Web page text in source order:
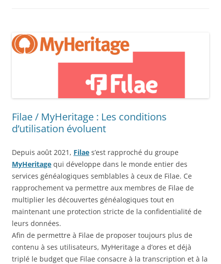
Filae / MyHeritage : Les conditions
d’utilisation évoluent
Depuis août 2021, Filae s’est rapproché du groupe
MyHeritage qui développe dans le monde entier des
services généalogiques semblables à ceux de Filae. Ce
rapprochement va permettre aux membres de Filae de
multiplier les découvertes généalogiques tout en
maintenant une protection stricte de la confidentialité de
leurs données.
Afin de permettre à Filae de proposer toujours plus de
contenu à ses utilisateurs, MyHeritage a d’ores et déjà
triplé le budget que Filae consacre à la transcription et à la